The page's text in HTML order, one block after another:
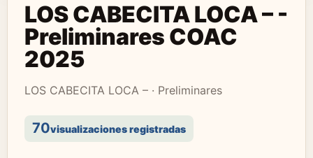
LOS CABECITA LOCA – -
Preliminares COAC
2025
LOS CABECITA LOCA – · Preliminares
70visualizaciones registradas